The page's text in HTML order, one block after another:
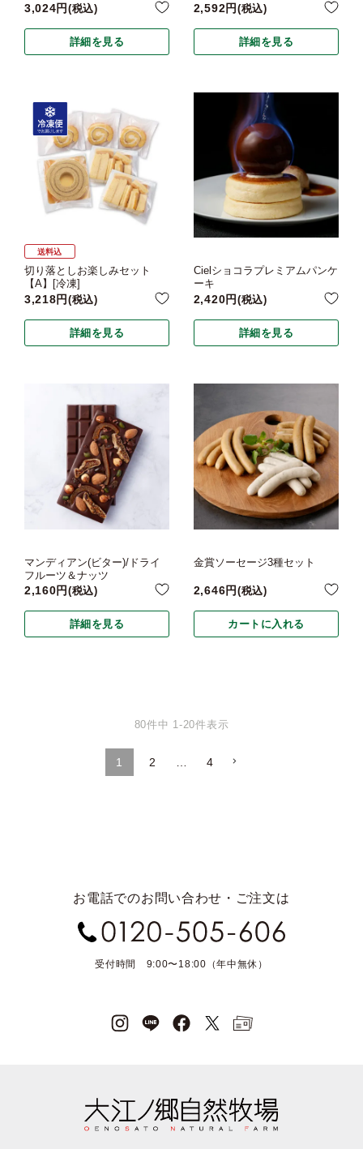
3,024 税込
詳細を見る
2,592 税込
詳細を見る
送料込
切り落としお楽しみセット
【A】[冷凍]
3,218 税込
詳細を見る
Cielショコラプレミアムパンケ
ーキ
2,420 税込
詳細を見る
マンディアン(ビター)/ドライ
フルーツ＆ナッツ
2,160 税込
詳細を見る
金賞ソーセージ3種セット
2,646 税込
カートに入れる
80件中 1-20件表示
1 2 4
お電話でのお問い合わせ・ご注文は
受付時間 9:00〜18:00（年中無休）